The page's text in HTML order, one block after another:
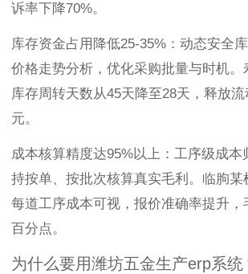
诉率下降70%。
库存资金占用降低25-35%：动态安全
价格走势分析，优化采购批量与时机。
库存周转天数从45天降至28天，释放
元。
成本核算精度达95%以上：工序级成本
持按单、按批次核算真实毛利。临朐某
每道工序成本可视，报价准确率提升，
百分点。
为什么要用潍坊五金生产erp系统